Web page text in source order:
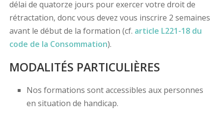
délai de quatorze jours pour exercer votre droit de
rétractation, donc vous devez vous inscrire 2 semaines
avant le début de la formation (cf. article L221-18 du
code de la Consommation).
MODALITÉS PARTICULIÈRES
Nos formations sont accessibles aux personnes
en situation de handicap.